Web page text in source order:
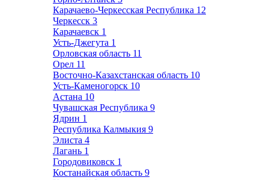
Карачаево-Черкесская Республика 12
Черкесск 3
Карачаевск 1
Усть-Джегута 1
Орловская область 11
Орел 11
Восточно-Казахстанская область 10
Усть-Каменогорск 10
Астана 10
Чувашская Республика 9
Ядрин 1
Республика Калмыкия 9
Элиста 4
Лагань 1
Городовиковск 1
Костанайская область 9